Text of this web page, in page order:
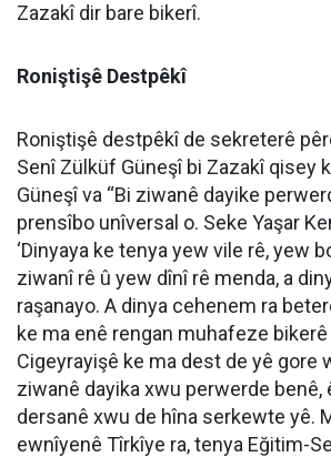
Zazakî dir bare bikerî.
Roniştişê Destpêkî
Roniştişê destpêkî de sekreterê
Senî Zülküf Güneşî bi Zazakî qisey
Güneşî va “Bi ziwanê dayike
prensîbo unîversal o. Seke Yaşar
‘Dinyaya ke tenya yew vile rê, yew
ziwanî rê û yew dînî rê menda, a
raşanayo. A dinya cehenem ra
ke ma enê rengan muhafeze
Cigeyrayişê ke ma dest de yê gore
ziwanê dayika xwu perwerde benê,
dersanê xwu de hîna serkewte yê.
ewnîyenê Tîrkîye ra, tenya Eğitim-